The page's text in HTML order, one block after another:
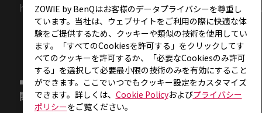
ZOWIE by BenQはお客様のデータプライバシーを尊重し
ています。当社は、ウェブサイトをご利用の際に快適な体
験をご提供するため、クッキーや類似の技術を使用してい
ます。「すべてのCookiesを許可する」をクリックしてす
べてのクッキーを許可するか、「必要なCookiesのみ許可
する」を選択して必要最小限の技術のみを有効にすること
ができます。ここでいつでもクッキー設定をカスタマイズ
できます。詳しくは、 Cookie Policyおよびプライバシー
ポリシーをご覧ください。
https://zowie.benq.com/ja/product/monitor/xl/
■ZOWIE eXTREMESLAND CS:GO ASIA 2019
開催概要